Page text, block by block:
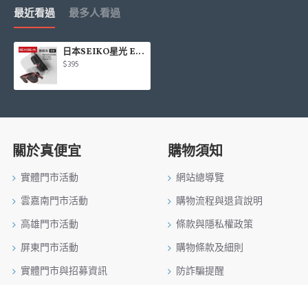
最近看過 最多人看過
日本SEIKO星光 EXEA EC-218 眼鏡夾(碳纖)
$395
關於真便宜
實體門市活動
雲嘉南門市活動
高雄門市活動
屏東門市活動
實體門市與招募資訊
購物須知
網站總導覽
購物流程與退貨說明
條款與隱私權政策
購物條款及細則
防詐騙提醒